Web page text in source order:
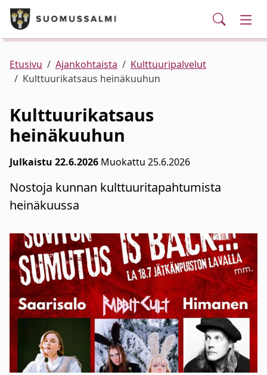
Siirry pääsisältöön
Puhelinluettelo/yhteystiedot
Palvelut
Ajankohtaista
Verkkokauppa
Haku
Kunta ja hallinto
Asuminen ja ympäristö
Elinvoima
Kulttuuri, vapaa-aika ja nuoret
Etusivu Ajankohtaista
Kulttuuripalvelut
Kulttuurikatsaus heinäkuuhun
Kulttuurikatsaus
heinäkuuhun
Julkaistu 22.6.2026 Muokattu 25.6.2026
Nostoja kunnan kulttuuritapahtumista
heinäkuussa